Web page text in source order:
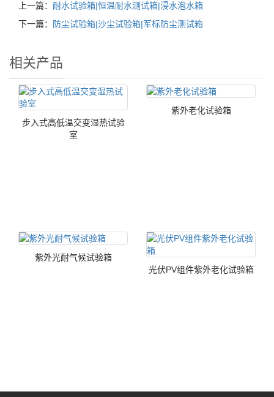
上一篇： 耐水试验箱|恒温耐水测试箱|浸水泡水箱
下一篇：
防尘试验箱|沙尘试验箱|军标防尘测试箱
相关产品
步入式高低温交变湿热试验
室
紫外老化试验箱
紫外光耐气候试验箱
光伏PV组件紫外老化试验箱